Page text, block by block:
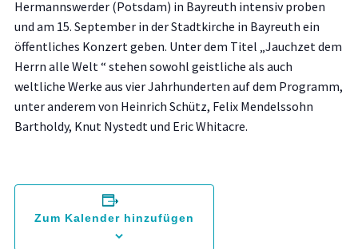
Hermannswerder (Potsdam) in Bayreuth intensiv proben
und am 15. September in der Stadtkirche in Bayreuth ein
öffentliches Konzert geben. Unter dem Titel „Jauchzet dem
Herrn alle Welt “ stehen sowohl geistliche als auch
weltliche Werke aus vier Jahrhunderten auf dem Programm,
unter anderem von Heinrich Schütz, Felix Mendelssohn
Bartholdy, Knut Nystedt und Eric Whitacre.
Zum Kalender hinzufügen